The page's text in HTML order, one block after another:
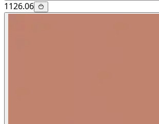
1126.06